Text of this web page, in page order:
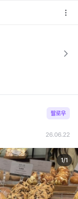
팔로우
26.06.22
1/1